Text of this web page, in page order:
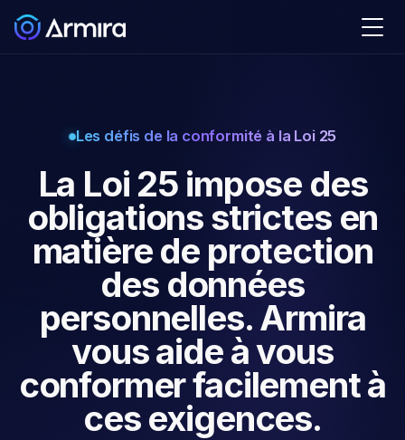
Les défis de la conformité à la Loi 25
La Loi 25 impose des
obligations strictes en
matière de protection
des données
personnelles. Armira
vous aide à vous
conformer facilement à
ces exigences.